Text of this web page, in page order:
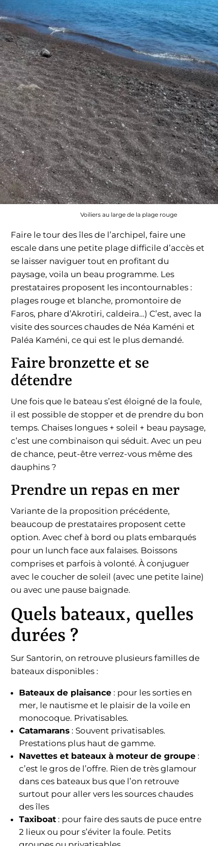
Voiliers au large de la plage rouge
Faire le tour des îles de l’archipel, faire une
escale dans une petite plage difficile d’accès et
se laisser naviguer tout en profitant du
paysage, voila un beau programme. Les
prestataires proposent les incontournables :
plages rouge et blanche, promontoire de
Faros, phare d’Akrotiri, caldeira…) C’est, avec la
visite des sources chaudes de Néa Kaméni et
Paléa Kaméni, ce qui est le plus demandé.
Faire bronzette et se
détendre
Une fois que le bateau s’est éloigné de la foule,
il est possible de stopper et de prendre du bon
temps. Chaises longues + soleil + beau paysage,
c’est une combinaison qui séduit. Avec un peu
de chance, peut-être verrez-vous même des
dauphins ?
Prendre un repas en mer
Variante de la proposition précédente,
beaucoup de prestataires proposent cette
option. Avec chef à bord ou plats embarqués
pour un lunch face aux falaises. Boissons
comprises et parfois à volonté. À conjuguer
avec le coucher de soleil (avec une petite laine)
ou avec une pause baignade.
Quels bateaux, quelles
durées ?
Sur Santorin, on retrouve plusieurs familles de
bateaux disponibles :
Bateaux de plaisance : pour les sorties en
mer, le nautisme et le plaisir de la voile en
monocoque. Privatisables.
Catamarans : Souvent privatisables.
Prestations plus haut de gamme.
Navettes et bateaux à moteur de groupe :
c’est le gros de l’offre. Rien de très glamour
dans ces bateaux bus que l’on retrouve
surtout pour aller vers les sources chaudes
des îles
Taxiboat : pour faire des sauts de puce entre
2 lieux ou pour s’éviter la foule. Petits